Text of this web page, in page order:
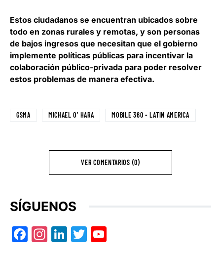
Estos ciudadanos se encuentran ubicados sobre
todo en zonas rurales y remotas, y son personas
de bajos ingresos que necesitan que el gobierno
implemente políticas públicas para incentivar la
colaboración público-privada para poder resolver
estos problemas de manera efectiva.
GSMA MICHAEL O' HARA MOBILE 360 - LATIN AMERICA
VER COMENTARIOS (0)
SÍGUENOS
Facebook
Instagram
LinkedIn
Twitter